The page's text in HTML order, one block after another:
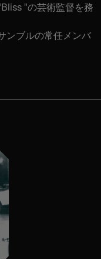
"の芸術監督を務
ンブルの常任メンバ